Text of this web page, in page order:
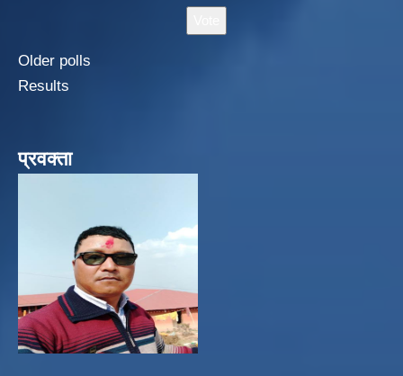
Older polls
Results
प्रवक्ता